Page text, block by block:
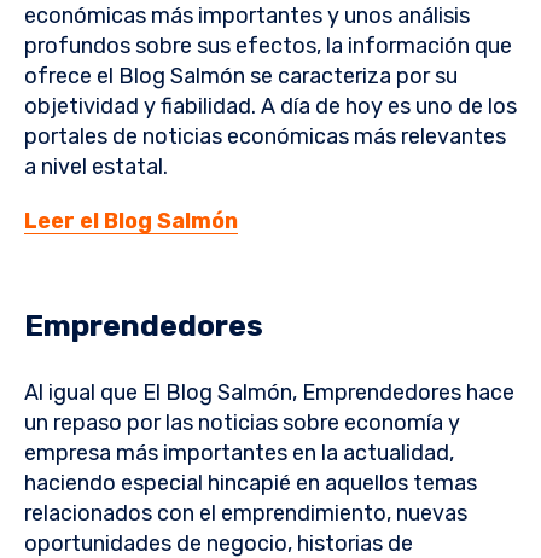
económicas más importantes y unos análisis
profundos sobre sus efectos, la información que
ofrece el Blog Salmón se caracteriza por su
objetividad y fiabilidad. A día de hoy es uno de los
portales de noticias económicas más relevantes
a nivel estatal.
Leer el Blog Salmón
Emprendedores
Al igual que El Blog Salmón, Emprendedores hace
un repaso por las noticias sobre economía y
empresa más importantes en la actualidad,
haciendo especial hincapié en aquellos temas
relacionados con el emprendimiento, nuevas
oportunidades de negocio, historias de